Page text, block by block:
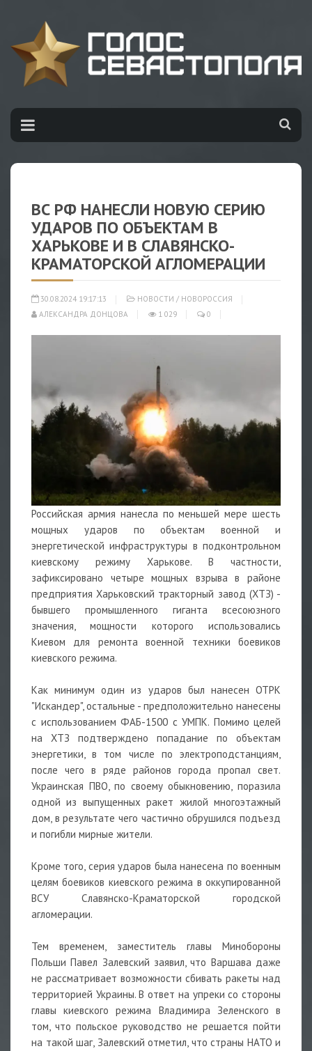
ВС РФ НАНЕСЛИ НОВУЮ СЕРИЮ
УДАРОВ ПО ОБЪЕКТАМ В
ХАРЬКОВЕ И В СЛАВЯНСКО-
КРАМАТОРСКОЙ АГЛОМЕРАЦИИ
30.08.2024 19:17:13 НОВОСТИ / НОВОРОССИЯ
АЛЕКСАНДРА ДОНЦОВА
1 029 0
Российская армия нанесла по меньшей мере шесть
мощных ударов по объектам военной и
энергетической инфраструктуры в подконтрольном
киевскому режиму Харькове. В частности,
зафиксировано четыре мощных взрыва в районе
предприятия Харьковский тракторный завод (ХТЗ) -
бывшего промышленного гиганта всесоюзного
значения, мощности которого использовались
Киевом для ремонта военной техники боевиков
киевского режима.
Как минимум один из ударов был нанесен ОТРК
"Искандер", остальные - предположительно нанесены
с использованием ФАБ-1500 с УМПК. Помимо целей
на ХТЗ подтверждено попадание по объектам
энергетики, в том числе по электроподстанциям,
после чего в ряде районов города пропал свет.
Украинская ПВО, по своему обыкновению, поразила
одной из выпущенных ракет жилой многоэтажный
дом, в результате чего частично обрушился подъезд
и погибли мирные жители.
Кроме того, серия ударов была нанесена по военным
целям боевиков киевского режима в оккупированной
ВСУ Славянско-Краматорской городской
агломерации.
Тем временем, заместитель главы Минобороны
Польши Павел Залевский заявил, что Варшава даже
не рассматривает возможности сбивать ракеты над
территорией Украины. В ответ на упреки со стороны
главы киевского режима Владимира Зеленского в
том, что польское руководство не решается пойти
на такой шаг, Залевский отметил, что страны НАТО и